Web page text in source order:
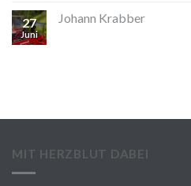
27
Juni
Johann Krabber
MIT HERZBLUT DABEI